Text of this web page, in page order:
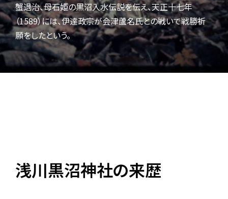
蟹退治、母石姫の黒沼入水伝説を伝え、天正十七年
（1589）には、伊達政宗が会津蘆名氏との戦いで戦勝祈
願をしたという。
浅川黒沼神社の来歴